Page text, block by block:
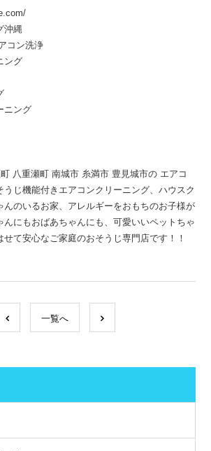
沖縄
コン洗浄
ング
ニング
八重瀬町 南城市 糸満市 豊見城市の エアコ
うじ機能付きエアコンクリーニング、ハウスク
んのいるお家、アレルギーをおもちのお子様が
んにもおばあちゃんにも、可愛いいペットちゃ
て安心なご家庭のおそうじ専門店です！！
一覧へ